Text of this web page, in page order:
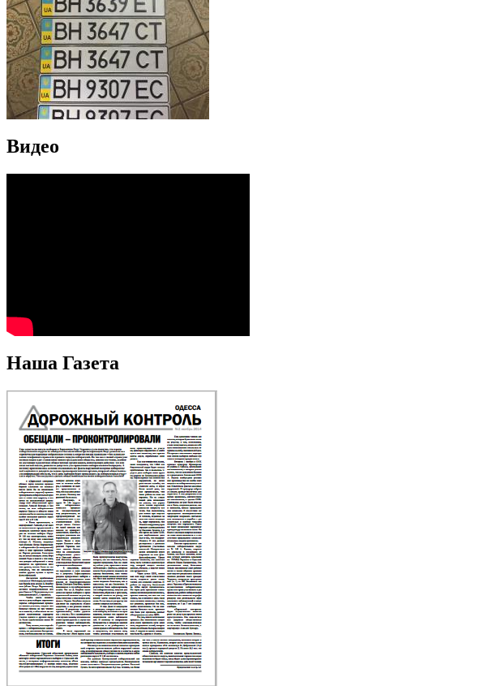
Видео
Наша Газета